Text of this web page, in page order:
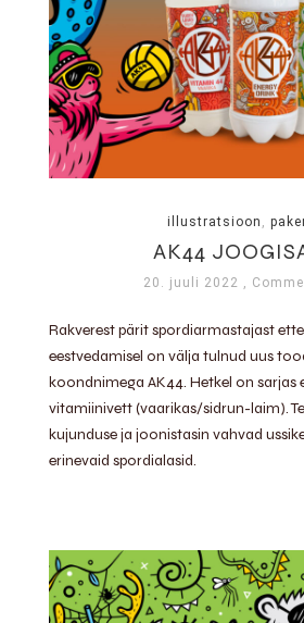
illustratsioon
AK44
20. juuli 2022 ,
Rakverest pärit spordiarmastajast
eestvedamisel on välja tulnud uus
koondnimega AK44. Hetkel on sarjas
vitamiinivett (vaarikas/sidrun-laim).
kujunduse ja joonistasin vahvad
erinevaid spordialasid.